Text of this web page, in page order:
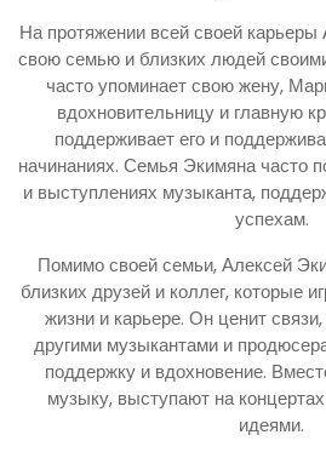
На протяжении всей своей
свою семью и близких людей
часто упоминает свою жену,
вдохновительницу и главную
поддерживает его и
начинаниях. Семья Экимяна часто
и выступлениях музыканта,
успехам.
Помимо своей семьи, Алексей
близких друзей и коллег, которые
жизни и карьере. Он ценит
другими музыкантами и
поддержку и вдохновение.
музыку, выступают на
идеями.